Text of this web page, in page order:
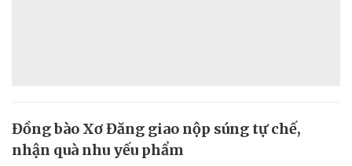
Đồng bào Xơ Đăng giao nộp súng tự chế,
nhận quà nhu yếu phẩm